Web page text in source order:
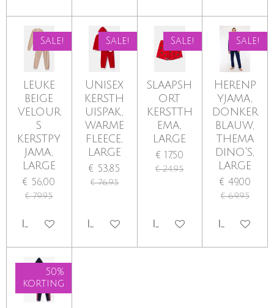
Sale!
leuke
beige
velour
s
kerstpy
jama,
large
€ 56,00
€ 79,95
IN WINKELWAGEN
Sale!
Unisex
kersth
uispak,
warme
fleece,
large
€ 53,85
€ 76,95
IN WINKELWAGEN
Sale!
slaapsh
ort
kerstth
ema,
large
€ 17,50
€ 24,95
IN WINKELWAGEN
Sale!
Herenp
yjama,
donker
blauw,
thema
dino's,
large
€ 49,00
€ 69,95
IN
50%
korting